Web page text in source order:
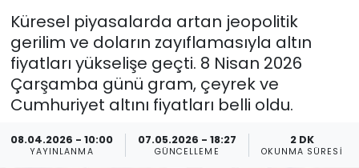
Küresel piyasalarda artan jeopolitik
gerilim ve doların zayıflamasıyla altın
fiyatları yükselişe geçti. 8 Nisan 2026
Çarşamba günü gram, çeyrek ve
Cumhuriyet altını fiyatları belli oldu.
08.04.2026 - 10:00
YAYINLANMA
07.05.2026 - 18:27
GÜNCELLEME
2 DK
OKUNMA SÜRESI
Eğitim
Kültür-sanat
Sağlık
Spor
Kültür-sanat
Sağlık
Spor
Teknoloji
Son Dakika Haberleri
Haber Arşivi